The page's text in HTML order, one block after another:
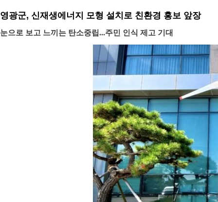
영광군, 신재생에너지 모형 설치로 친환경 홍보 앞장
눈으로 보고 느끼는 탄소중립...주민 인식 제고 기대